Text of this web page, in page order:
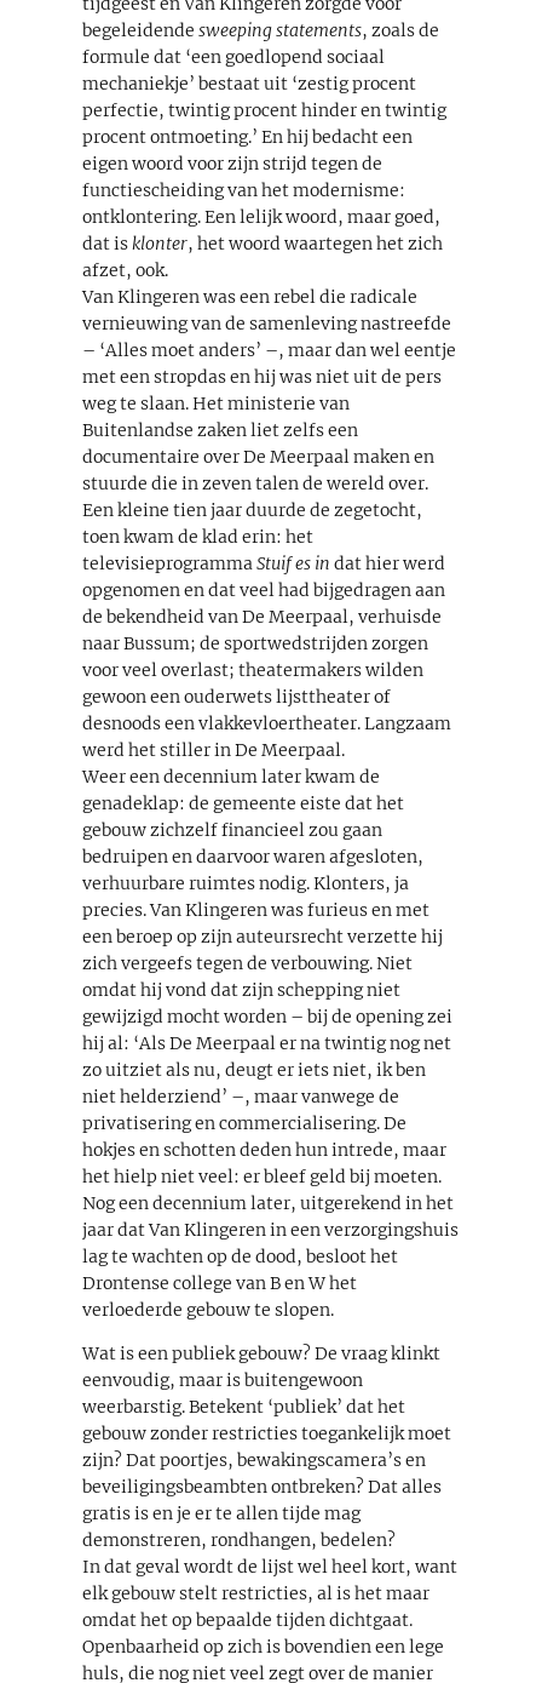
begeleidende sweeping statements, zoals de
formule dat ‘een goedlopend sociaal
mechaniekje’ bestaat uit ‘zestig procent
perfectie, twintig procent hinder en twintig
procent ontmoeting.’ En hij bedacht een
eigen woord voor zijn strijd tegen de
functiescheiding van het modernisme:
ontklontering. Een lelijk woord, maar goed,
dat isklonter, het woord waartegen het zich
afzet, ook.
Van Klingeren was een rebel die radicale
vernieuwing van de samenleving nastreefde
– ‘Alles moet anders’ –, maar dan wel eentje
met een stropdas en hij was niet uit de pers
weg te slaan. Het ministerie van
Buitenlandse zaken liet zelfs een
documentaire over De Meerpaal maken en
stuurde die in zeven talen de wereld over.
Een kleine tien jaar duurde de zegetocht,
toen kwam de klad erin: het
televisieprogrammaStuif es in dat hier werd
opgenomen en dat veel had bijgedragen aan
de bekendheid van De Meerpaal, verhuisde
naar Bussum; de sportwedstrijden zorgen
voor veel overlast; theatermakers wilden
gewoon een ouderwets lijsttheater of
desnoods een vlakkevloertheater. Langzaam
werd het stiller in De Meerpaal.
Weer een decennium later kwam de
genadeklap: de gemeente eiste dat het
gebouw zichzelf financieel zou gaan
bedruipen en daarvoor waren afgesloten,
verhuurbare ruimtes nodig. Klonters, ja
precies. Van Klingeren was furieus en met
een beroep op zijn auteursrecht verzette hij
zich vergeefs tegen de verbouwing. Niet
omdat hij vond dat zijn schepping niet
gewijzigd mocht worden – bij de opening zei
hij al: ‘Als De Meerpaal er na twintig nog net
zo uitziet als nu, deugt er iets niet, ik ben
niet helderziend’ –, maar vanwege de
privatisering en commercialisering. De
hokjes en schotten deden hun intrede, maar
het hielp niet veel: er bleef geld bij moeten.
Nog een decennium later, uitgerekend in het
jaar dat Van Klingeren in een verzorgingshuis
lag te wachten op de dood, besloot het
Drontense college van B en W het
verloederde gebouw te slopen.
Wat is een publiek gebouw? De vraag klinkt
eenvoudig, maar is buitengewoon
weerbarstig. Betekent ‘publiek’ dat het
gebouw zonder restricties toegankelijk moet
zijn? Dat poortjes, bewakingscamera’s en
beveiligingsbeambten ontbreken? Dat alles
gratis is en je er te allen tijde mag
demonstreren, rondhangen, bedelen?
In dat geval wordt de lijst wel heel kort, want
elk gebouw stelt restricties, al is het maar
omdat het op bepaalde tijden dichtgaat.
Openbaarheid op zich is bovendien een lege
huls, die nog niet veel zegt over de manier